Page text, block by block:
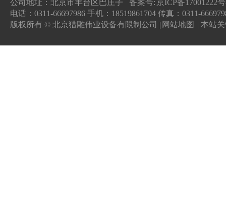
公司地址：北京市丰台区巴庄子 备案号: 京ICP备17001222
电话：0311-66697986 手机：18519861704 传真：0311-
版权所有 © 北京猎雕伟业设备有限制公司 | 网站地图 | 本站